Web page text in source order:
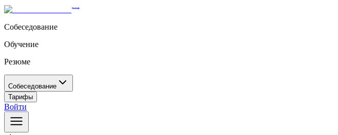
Собеседование
Обучение
Резюме
Собеседование
Тарифы
Войти